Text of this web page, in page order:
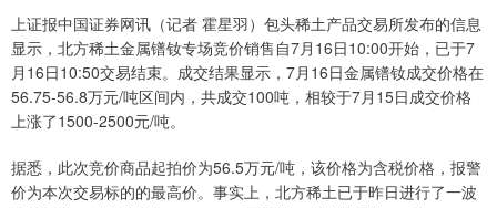
上证报中国证券网讯（记者 霍星羽）包头稀土产品交易所发布的信息
显示，北方稀土金属镨钕专场竞价销售自7月16日10:00开始，已于7
月16日10:50交易结束。成交结果显示，7月16日金属镨钕成交价格在
56.75-56.8万元/吨区间内，共成交100吨，相较于7月15日成交价格
上涨了1500-2500元/吨。
据悉，此次竞价商品起拍价为56.5万元/吨，该价格为含税价格，报警
价为本次交易标的的最高价。事实上，北方稀土已于昨日进行了一波